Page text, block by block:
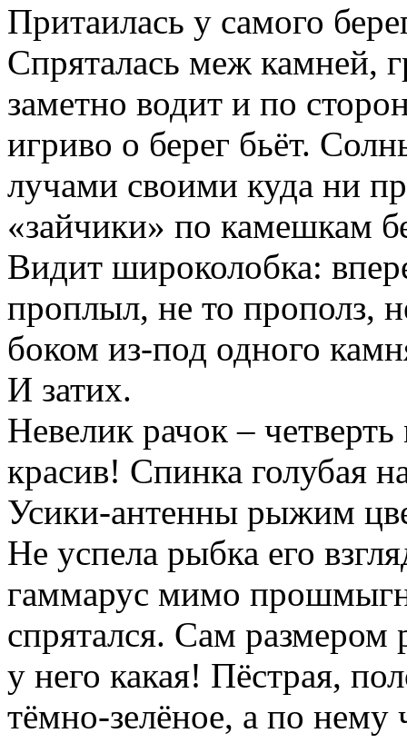
Притаилась у самого
Спряталась меж камней,
заметно водит и по
игриво о берег бьёт.
лучами своими куда ни
«зайчики» по камешкам
Видит широколобка:
проплыл, не то прополз,
боком из-под одного
И затих.
Невелик рачок –
красив! Спинка голубая
Усики-антенны рыжим
Не успела рыбка его
гаммарус мимо
спрятался. Сам размером
у него какая! Пёстрая,
тёмно-зелёное, а по нему